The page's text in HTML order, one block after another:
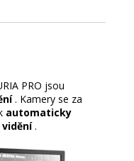
PRO jsou
. Kamery se za
automaticky
.